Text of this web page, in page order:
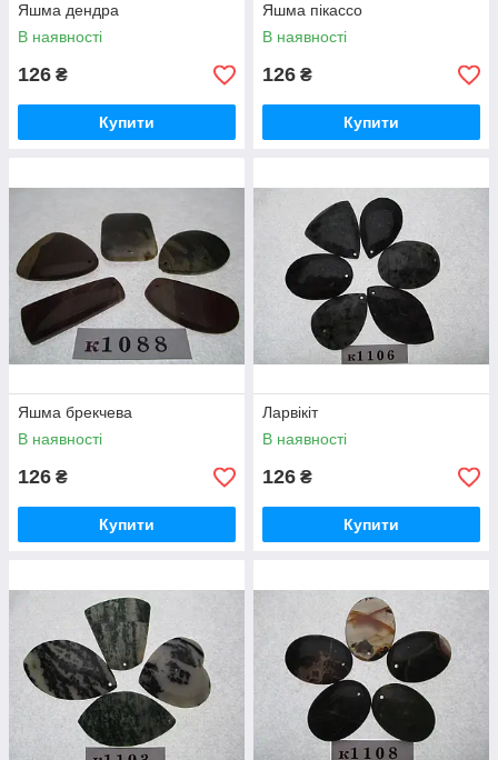
Яшма дендра
В наявності
126 ₴
Купити
Яшма пікассо
В наявності
126 ₴
Купити
Яшма брекчева
В наявності
126 ₴
Купити
Ларвікіт
В наявності
126 ₴
Купити